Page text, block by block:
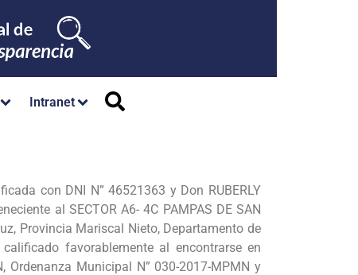
Intranet
con DNI N” 46521363 y Don RUBERLY
al SECTOR A6- 4C PAMPAS DE SAN
Provincia Mariscal Nieto, Departamento de
favorablemente al encontrarse en
Municipal N” 030-2017-MPMN y